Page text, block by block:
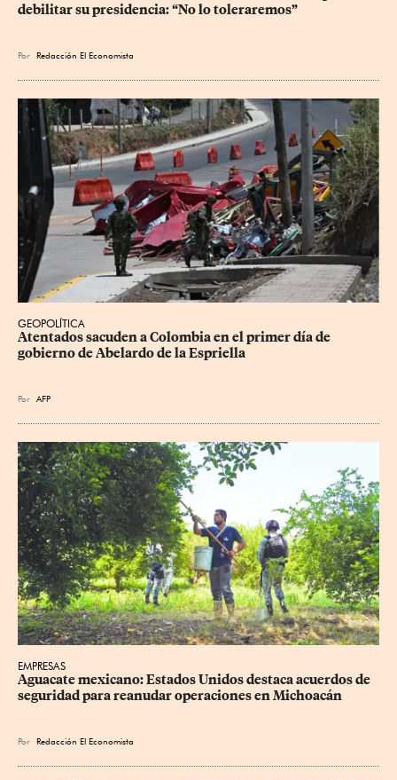
debilitar su presidencia: “No lo toleraremos”
Por Redacción El Economista
GEOPOLÍTICA
Atentados sacuden a Colombia en el primer día de
gobierno de Abelardo de la Espriella
Por AFP
EMPRESAS
Aguacate mexicano: Estados Unidos destaca acuerdos de
seguridad para reanudar operaciones en Michoacán
Por Redacción El Economista